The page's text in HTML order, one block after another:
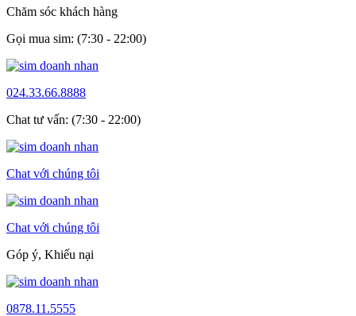
Chăm sóc khách hàng
Gọi mua sim: (7:30 - 22:00)
024.33.66.8888
Chat tư vấn: (7:30 - 22:00)
Chat với chúng tôi
Chat với chúng tôi
Góp ý, Khiếu nại
0878.11.5555